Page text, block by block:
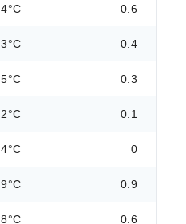
0.6
0.4
0.3
0.1
0
0.9
0.6